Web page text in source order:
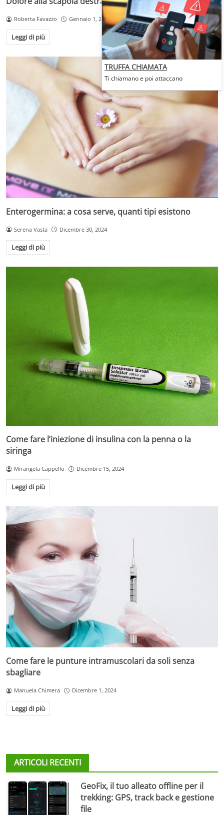
Roberta Favazzo Gennaio 1, 2025
Leggi di più
Enterogermina: a cosa serve, quanti tipi esistono
Serena Vasta Dicembre 30, 2024
Leggi di più
Come fare l’iniezione di insulina con la penna o la
siringa
Mirangela Cappello Dicembre 15, 2024
Leggi di più
Come fare le punture intramuscolari da soli senza
sbagliare
Manuela Chimera Dicembre 1, 2024
Leggi di più
ARTICOLI RECENTI
GeoFix, il tuo alleato offline per il
trekking: GPS, track back e gestione
file
TRUFFA CHIAMATA
Ti chiamano e poi attaccano